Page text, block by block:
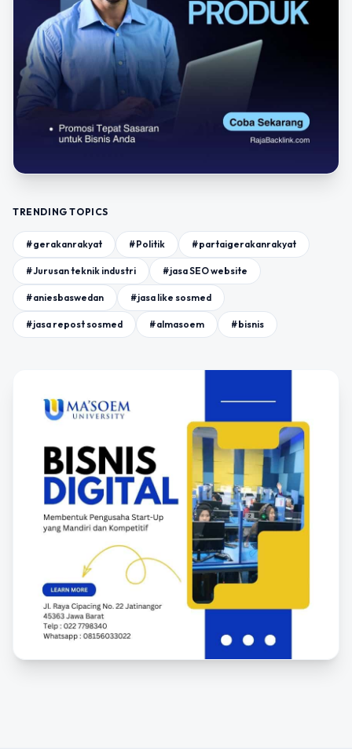
TRENDING TOPICS
#gerakanrakyat #Politik #partaigerakanrakyat
#Jurusan teknik industri #jasa SEO website
#aniesbaswedan #jasa like sosmed
#jasa repost sosmed #almasoem #bisnis